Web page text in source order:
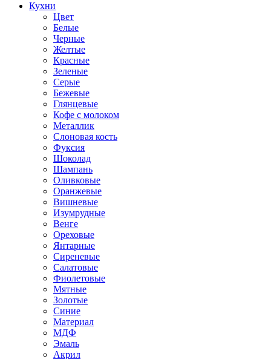
Кухни
Цвет
Белые
Черные
Желтые
Красные
Зеленые
Серые
Бежевые
Глянцевые
Кофе с молоком
Металлик
Слоновая кость
Фуксия
Шоколад
Шампань
Оливковые
Оранжевые
Вишневые
Изумрудные
Венге
Ореховые
Янтарные
Сиреневые
Салатовые
Фиолетовые
Мятные
Золотые
Синие
Материал
МДФ
Эмаль
Акрил